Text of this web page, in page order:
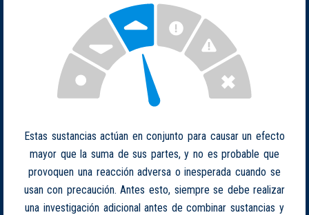
Estas sustancias actúan en conjunto para causar un efecto
mayor que la suma de sus partes, y no es probable que
provoquen una reacción adversa o inesperada cuando se
usan con precaución. Antes esto, siempre se debe realizar
una investigación adicional antes de combinar sustancias y